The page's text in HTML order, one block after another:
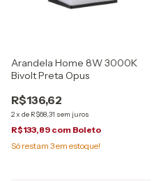
Arandela Home 8W 3000K
Bivolt Preta Opus
R$136,62
2x de R$68,31 sem juros
R$133,89 com Boleto
Só restam 3em estoque!